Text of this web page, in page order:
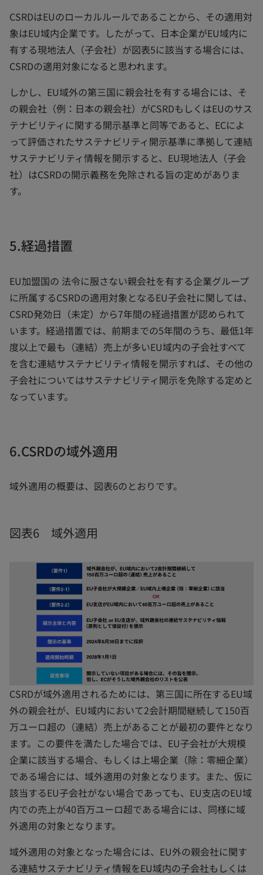
CSRDはEUのローカルルールであることから、その適用対
象はEU域内企業です。したがって、日本企業がEU域内に
有する現地法人（子会社）が図表5に該当する場合には、
CSRDの適用対象になると思われます。
しかし、EU域外の第三国に親会社を有する場合には、そ
の親会社（例：日本の親会社）がCSRDもしくはEUのサス
テナビリティに関する開示基準と同等であると、ECによ
って評価されたサステナビリティ開示基準に準拠して連結
サステナビリティ情報を開示すると、EU現地法人（子会
社）はCSRDの開示義務を免除される旨の定めがありま
す。
5.経過措置
EU加盟国の 法令に服さない親会社を有する企業グループ
に所属するCSRDの適用対象となるEU子会社に関しては、
CSRD発効日（未定）から7年間の経過措置が認められて
います。経過措置では、前期までの5年間のうち、最低1年
度以上で最も（連結）売上が多いEU域内の子会社すべて
を含む連結サステナビリティ情報を開示すれば、その他の
子会社についてはサステナビリティ開示を免除する定めと
なっています。
6.CSRDの域外適用
域外適用の概要は、図表6のとおりです。
図表6 域外適用
CSRDが域外適用されるためには、第三国に所在するEU域
外の親会社が、EU域内において2会計期間継続して150百
万ユーロ超の（連結）売上があることが最初の要件となり
ます。この要件を満たした場合では、EU子会社が大規模
企業に該当する場合、もしくは上場企業（除：零細企業）
である場合には、域外適用の対象となります。また、仮に
該当するEU子会社がない場合であっても、EU支店のEU域
内での売上が40百万ユーロ超である場合には、同様に域
外適用の対象となります。
域外適用の対象となった場合には、EU外の親会社に関す
る連結サステナビリティ情報をEU域内の子会社もしくは